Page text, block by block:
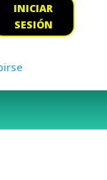
INICIAR
SESIÓN